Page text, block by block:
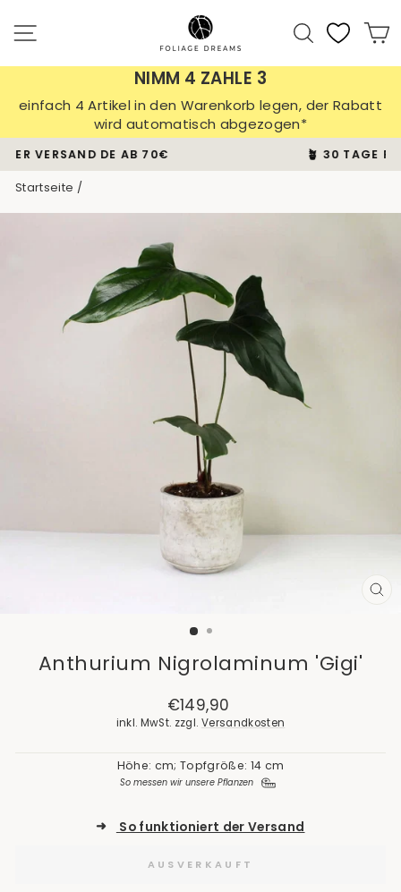
zum
Inhalt
Suche
NIMM 4 ZAHLE 3
einfach 4 Artikel in den Warenkorb legen, der Rabatt
wird automatisch abgezogen*
Pause
🪴 30 TAGE PFLANZEN-GARANTIE
Startseite /
Anthurium Nigrolaminum 'Gigi'
Normaler
Preis
€149,90
inkl. MwSt. zzgl. Versandkosten
Höhe: cm; Topfgröße: 14 cm
So messen wir unsere Pflanzen
➜ So funktioniert der Versand
AUSVERKAUFT